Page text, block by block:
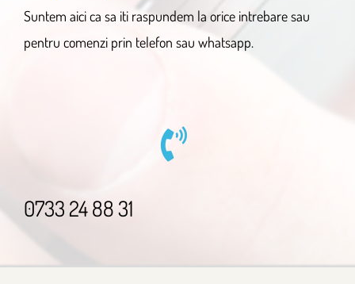
Suntem aici ca sa iti raspundem la orice intrebare sau
pentru comenzi prin telefon sau whatsapp.
0733 24 88 31